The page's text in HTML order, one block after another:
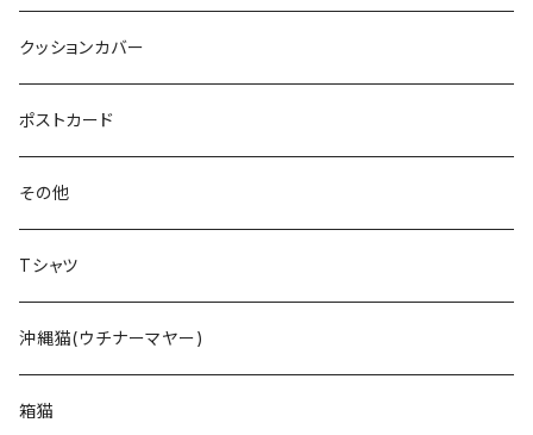
クッションカバー
ポストカード
その他
Tシャツ
沖縄猫(ウチナーマヤー)
箱猫